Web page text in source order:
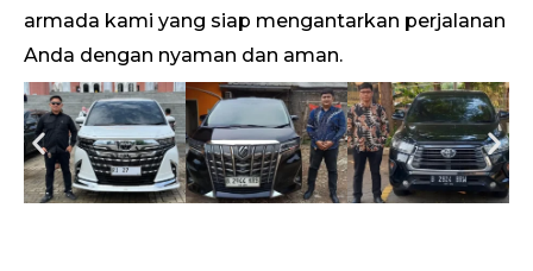
armada kami yang siap mengantarkan perjalanan
Anda dengan nyaman dan aman.